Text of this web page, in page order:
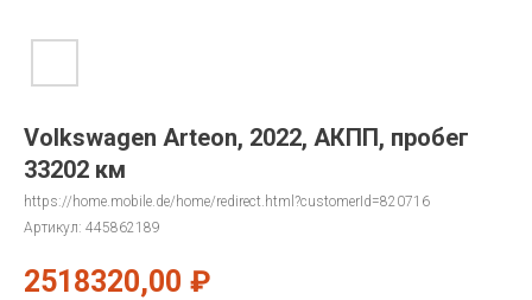
Volkswagen Arteon, 2022, АКПП, пробег
33202 км
https://home.mobile.de/home/redirect.html?customerId=820716
Артикул: 445862189
2518320,00 ₽